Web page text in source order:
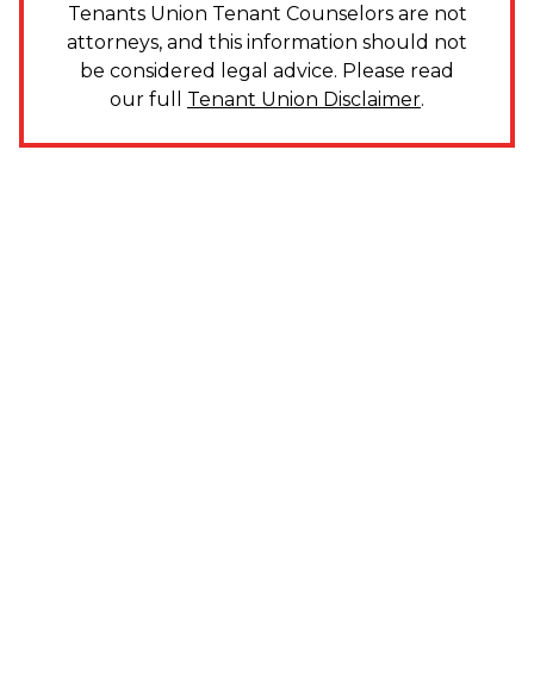
Tenants Union Tenant Counselors are not
attorneys, and this information should not
be considered legal advice. Please read
our full Tenant Union Disclaimer.